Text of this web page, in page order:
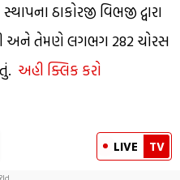
ઠાકોરજી વિભજી દ્વારા
અને તેમણે લગભગ 282 ચોરસ
અહી ક્લિક કરો
LIVE TV